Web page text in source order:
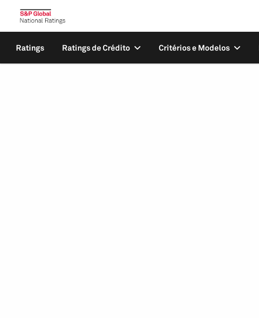
Ratings Ratings de Crédito Critérios e Modelos